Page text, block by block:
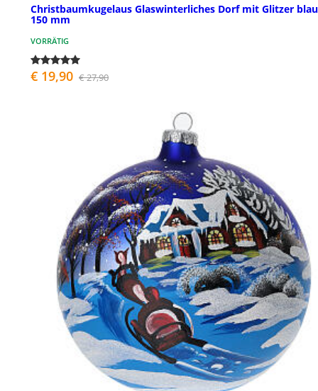
Christbaumkugelaus Glaswinterliches Dorf mit Glitzer
150 mm
VORRÄTIG
€ 19,90 € 27,90